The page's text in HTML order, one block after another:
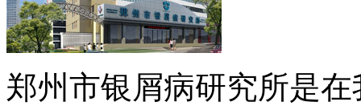
郑州市银屑病研究所是